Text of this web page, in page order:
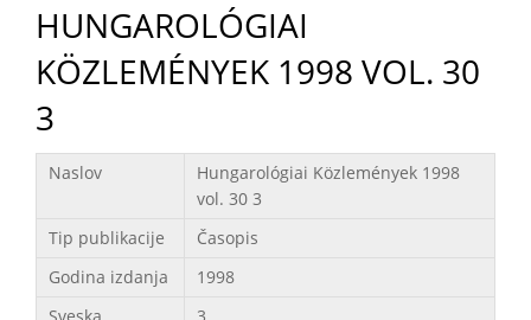
HUNGAROLÓGIAI
KÖZLEMÉNYEK 1998 VOL. 30
3
Podaci
Naslov
Hungarológiai Közlemények 1998
vol. 30 3
Tip publikacije
Časopis
Godina izdanja
1998
Sveska
3